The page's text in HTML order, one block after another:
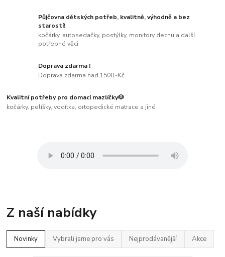
Půjčovna dětských potřeb, kvalitně, výhodně a bez
starostí!
kočárky, autosedačky, postýlky, monitory dechu a další
potřebné věci
Doprava zdarma !
Doprava zdarma nad 1500,-Kč.
Kvalitní potřeby pro domací mazlíčky🐶
kočárky, pelíšky, vodítka, ortopedické matrace a jiné
Z naší nabídky
Novinky Vybrali jsme pro vás Nejprodávanější Akce